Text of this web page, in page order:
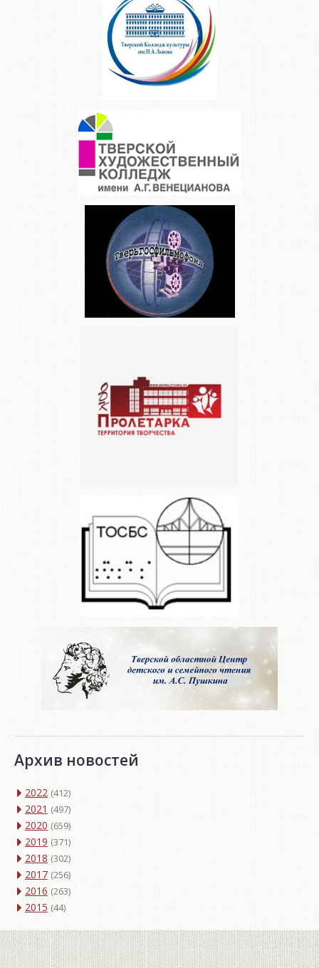
Архив новостей
2022 (412)
2021 (497)
2020 (659)
2019 (371)
2018 (302)
2017 (256)
2016 (263)
2015 (44)